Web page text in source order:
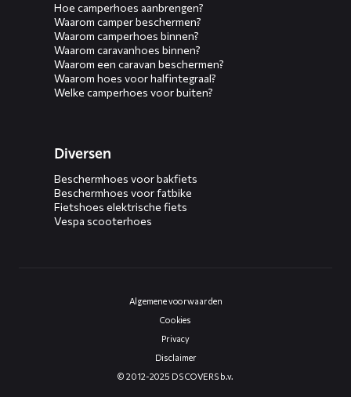
Hoe camperhoes aanbrengen?
Waarom camper beschermen?
Waarom camperhoes binnen?
Waarom caravanhoes binnen?
Waarom een caravan beschermen?
Waarom hoes voor halfintegraal?
Welke camperhoes voor buiten?
Diversen
Beschermhoes voor bakfiets
Beschermhoes voor fatbike
Fietshoes elektrische fiets
Vespa scooterhoes
Algemene voorwaarden
Cookies
Privacy
Disclaimer
© 2012-2025 DS COVERS b.v.